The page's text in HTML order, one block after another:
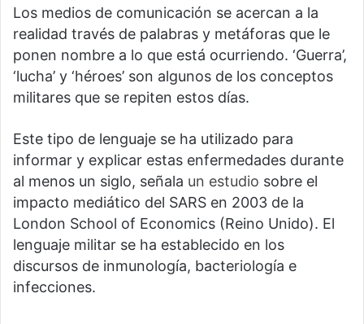
Los medios de comunicación se acercan a la
realidad través de palabras y metáforas que le
ponen nombre a lo que está ocurriendo. ‘Guerra’,
‘lucha’ y ‘héroes’ son algunos de los conceptos
militares que se repiten estos días.
Este tipo de lenguaje se ha utilizado para
informar y explicar estas enfermedades durante
al menos un siglo, señala un estudio sobre el
impacto mediático del SARS en 2003 de la
London School of Economics (Reino Unido). El
lenguaje militar se ha establecido en los
discursos de inmunología, bacteriología e
infecciones.